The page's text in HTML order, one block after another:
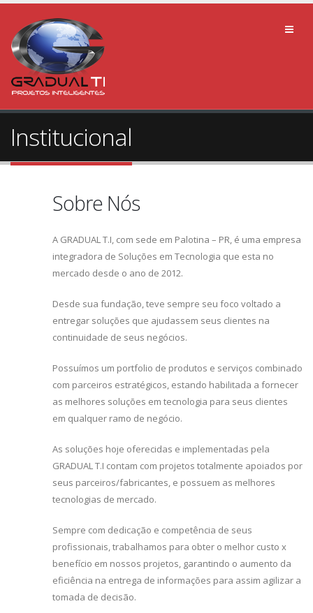
Institucional
Sobre Nós
A GRADUAL T.I, com sede em Palotina – PR, é uma empresa
integradora de Soluções em Tecnologia que esta no
mercado desde o ano de 2012.
Desde sua fundação, teve sempre seu foco voltado a
entregar soluções que ajudassem seus clientes na
continuidade de seus negócios.
Possuímos um portfolio de produtos e serviços combinado
com parceiros estratégicos, estando habilitada a fornecer
as melhores soluções em tecnologia para seus clientes
em qualquer ramo de negócio.
As soluções hoje oferecidas e implementadas pela
GRADUAL T.I contam com projetos totalmente apoiados por
seus parceiros/fabricantes, e possuem as melhores
tecnologias de mercado.
Sempre com dedicação e competência de seus
profissionais, trabalhamos para obter o melhor custo x
benefício em nossos projetos, garantindo o aumento da
eficiência na entrega de informações para assim agilizar a
tomada de decisão.